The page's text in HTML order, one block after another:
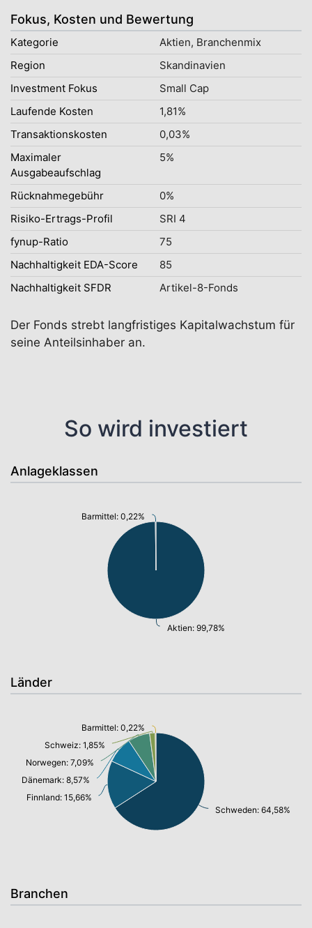
Fokus, Kosten und Bewertung
Kategorie
Aktien, Branchenmix
Region
Skandinavien
Investment Fokus
Small Cap
Laufende Kosten
1,81%
Transaktionskosten
0,03%
Maximaler
Ausgabeaufschlag
5%
Rücknahmegebühr
0%
Risiko-Ertrags-Profil
SRI 4
fynup-Ratio
75
Nachhaltigkeit EDA-Score
85
Nachhaltigkeit SFDR
Artikel-8-Fonds
Der Fonds strebt langfristiges Kapitalwachstum für
seine Anteilsinhaber an.
So wird investiert
Anlageklassen
Aktien: 99,78%
Barmittel: 0,22%
Länder
Schweden: 64,58%
Finnland: 15,66%
Dänemark: 8,57%
Norwegen: 7,09%
Schweiz: 1,85%
Barmittel: 0,22%
Branchen